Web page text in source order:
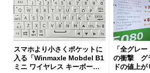
スマホより小さくポケットに
入る「Winmaxle Mobdel B1
ミニ ワイヤレス キーボー
「全グレ
の衝撃 グ
ドの値上